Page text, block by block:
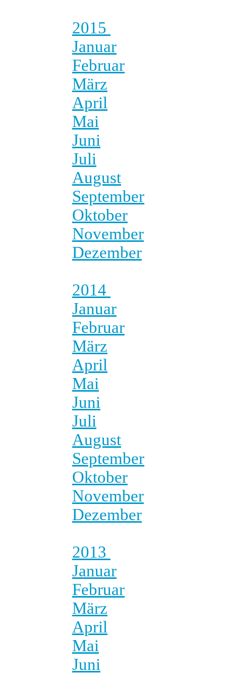
2015
Januar
Februar
März
April
Mai
Juni
Juli
August
September
Oktober
November
Dezember
2014
Januar
Februar
März
April
Mai
Juni
Juli
August
September
Oktober
November
Dezember
2013
Januar
Februar
März
April
Mai
Juni